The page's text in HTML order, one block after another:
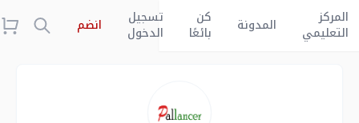
المركز
التعليمي
المدونة
كن
بائعًا
تسجيل
الدخول
انضم